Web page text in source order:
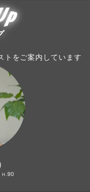
トをご案内しています
H.90